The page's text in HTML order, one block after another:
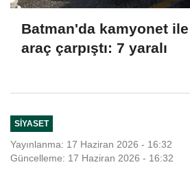
Batman'da kamyonet
araç çarpıştı: 7 yaralı
SIYASET
Yayınlanma: 17 Haziran 2026 - 16:32
Güncelleme: 17 Haziran 2026 - 16:32